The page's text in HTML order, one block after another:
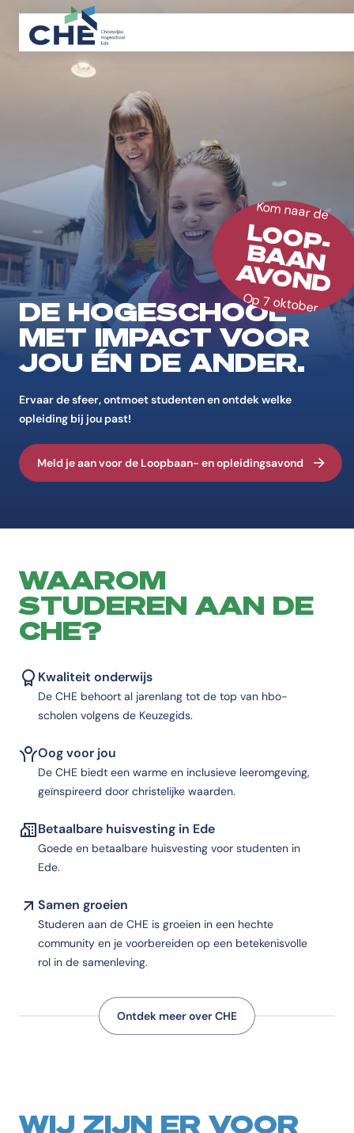
DE HOGESCHOOL
MET IMPACT VOOR
JOU ÉN DE ANDER.
Ervaar de sfeer, ontmoet studenten en ontdek welke
opleiding bij jou past!
Meld je aan voor de Loopbaan- en opleidingsavond
Kom naar de
LOOP-
BAAN
AVOND
Op 7 oktober
WAAROM
STUDEREN AAN DE
CHE?
Kwaliteit onderwijs
De CHE behoort al jarenlang tot de top van hbo-
scholen volgens de Keuzegids.
Oog voor jou
De CHE biedt een warme en inclusieve leeromgeving,
geïnspireerd door christelijke waarden.
Betaalbare huisvesting in Ede
Goede en betaalbare huisvesting voor studenten in
Ede.
Samen groeien
Studeren aan de CHE is groeien in een hechte
community en je voorbereiden op een betekenisvolle
rol in de samenleving.
Ontdek meer over CHE
WIJ ZIJN ER VOOR